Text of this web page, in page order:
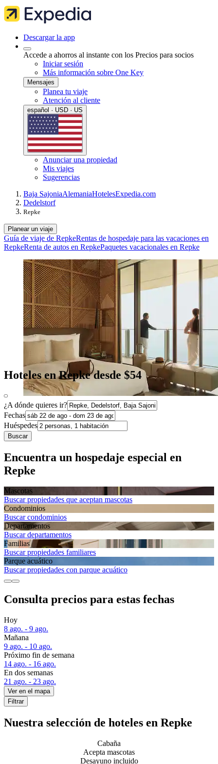
Descargar la app
Accede a ahorros al instante con los Precios para socios
Iniciar sesión
Más información sobre One Key
Mensajes
Planea tu viaje
Atención al cliente
español · USD · US
Anunciar una propiedad
Mis viajes
Sugerencias
Baja SajoniaAlemaniaHotelesExpedia.com
Dedelstorf
Repke
Planear un viaje
Guía de viaje de RepkeRentas de hospedaje para las vacaciones en
RepkeRenta de autos en RepkePaquetes vacacionales en Repke
Hoteles en Repke desde $54
¿A dónde quieres ir?
Fechas
Huéspedes
Buscar
Encuentra un hospedaje especial en
Repke
Mascotas
Buscar propiedades que aceptan mascotas
Condominios
Buscar condominios
Departa­mentos
Buscar departamentos
Familias
Buscar propiedades familiares
Parque acuático
Buscar propiedades con parque acuático
Consulta precios para estas fechas
Hoy
8 ago. - 9 ago.
Mañana
9 ago. - 10 ago.
Próximo fin de semana
14 ago. - 16 ago.
En dos semanas
21 ago. - 23 ago.
Ver en el mapa
Filtrar
Nuestra selección de hoteles en Repke
Cabaña
Acepta mascotas
Desayuno incluido